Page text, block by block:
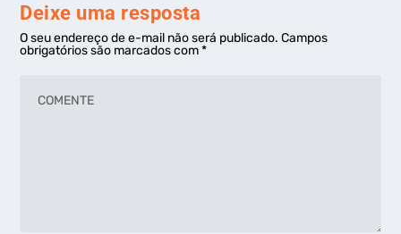
Deixe uma resposta
O seu endereço de e-mail não será publicado. Campos
obrigatórios são marcados com*